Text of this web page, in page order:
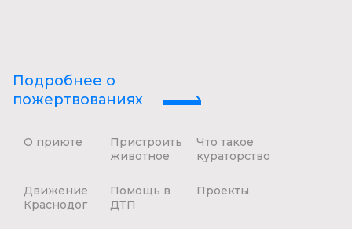
Подробнее о
пожертвованиях
О приюте
Пристроить
животное
Что такое
кураторство
Движение
Краснодог
Помощь в
ДТП
Проекты